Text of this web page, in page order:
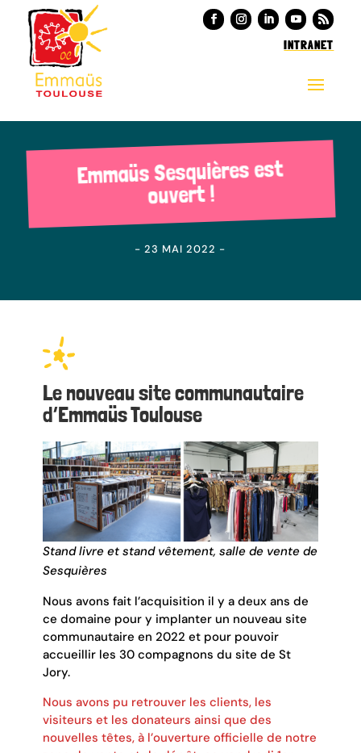
INTRANET
Emmaüs Sesquières est
ouvert !
- 23 MAI 2022 -
Le nouveau site communautaire
d’Emmaüs Toulouse
Stand livre et stand vêtement, salle de vente de
Sesquières
Nous avons fait l’acquisition il y a deux ans de
ce domaine pour y implanter un nouveau site
communautaire en 2022 et pour pouvoir
accueillir les 30 compagnons du site de St
Jory.
Nous avons pu retrouver les clients, les
visiteurs et les donateurs ainsi que des
nouvelles têtes, à l’ouverture officielle de notre